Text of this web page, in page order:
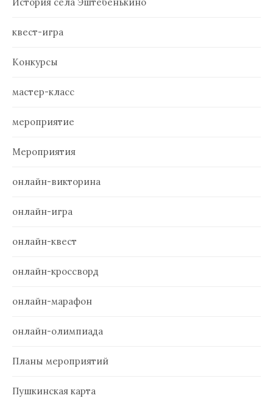
квест-игра
Конкурсы
мастер-класс
мероприятие
Мероприятия
онлайн-викторина
онлайн-игра
онлайн-квест
онлайн-кроссворд
онлайн-марафон
онлайн-олимпиада
Планы мероприятий
Пушкинская карта